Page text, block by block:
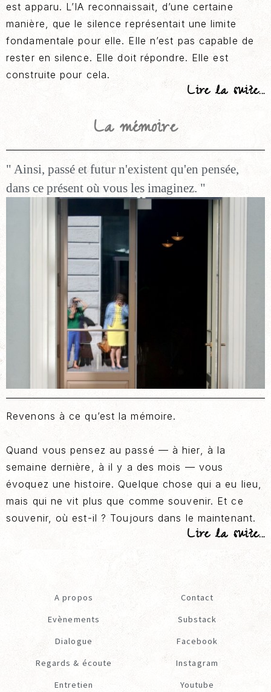
est apparu. L’IA reconnaissait, d’une certaine
manière, que le silence représentait une limite
fondamentale pour elle. Elle n’est pas capable de
rester en silence. Elle doit répondre. Elle est
construite pour cela.
Lire la suite...
La mémoire
Ainsi, passé et futur n'existent qu'en pensée,
dans ce présent où vous les imaginez.
Revenons à ce qu’est la mémoire.
Quand vous pensez au passé — à hier, à la
semaine dernière, à il y a des mois — vous
évoquez une histoire. Quelque chose qui a eu lieu,
mais qui ne vit plus que comme souvenir. Et ce
souvenir, où est-il ? Toujours dans le maintenant.
Lire la suite...
A propos
Evènements
Dialogue
Regards & écoute
Entretien
Contact
Substack
Facebook
Instagram
Youtube